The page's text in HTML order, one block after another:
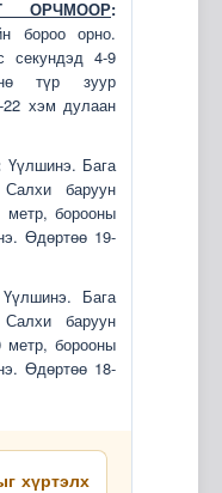
ОРЧМООР:
бороо орно.
секундэд 4-9
түр зуур
хэм дулаан
Үүлшинэ. Бага
баруун
метр, борооны
Өдөртөө 19-
Үүлшинэ. Бага
баруун
метр, борооны
Өдөртөө 18-
хүртэлх